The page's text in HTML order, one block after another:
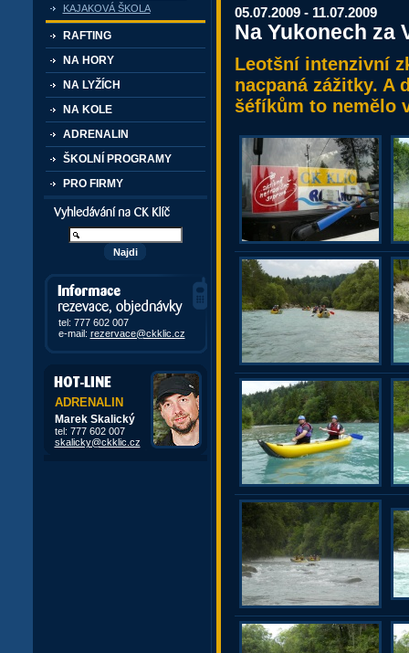
KAJAKOVÁ ŠKOLA
RAFTING
NA HORY
NA LYŽÍCH
NA KOLE
ADRENALIN
ŠKOLNÍ PROGRAMY
PRO FIRMY
Vyhledávání kurzů a akcí
Informace, rezervace,
objedávky
tel: 777 602 007
e-mail: rezervace@ckklic.cz
ADRENALIN
Marek Skalický
tel: 777 602 007
skalicky@ckklic.cz
05.07.2009 - 11.07.2009
Na Yukonech za
Leotšní intenzivní
nacpaná zážitky. A
šéfíkům to nemělo